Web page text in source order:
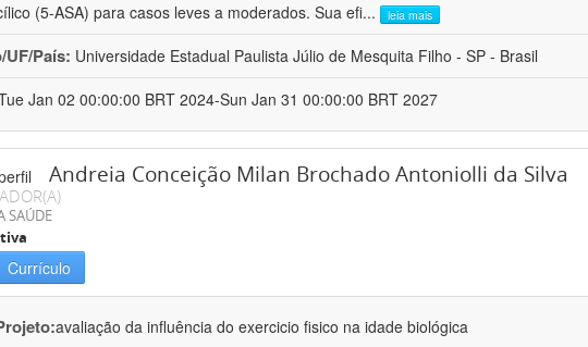
(5-ASA) para casos leves a moderados. Sua efi... leia mais
País: Universidade Estadual Paulista Júlio de Mesquita Filho - SP - Brasil
Jan 02 00:00:00 BRT 2024-Sun Jan 31 00:00:00 BRT 2027
Andreia Conceição Milan Brochado Antoniolli da Silva
SAÚDE
Currículo
avaliação da influência do exercicio fisico na idade biológica